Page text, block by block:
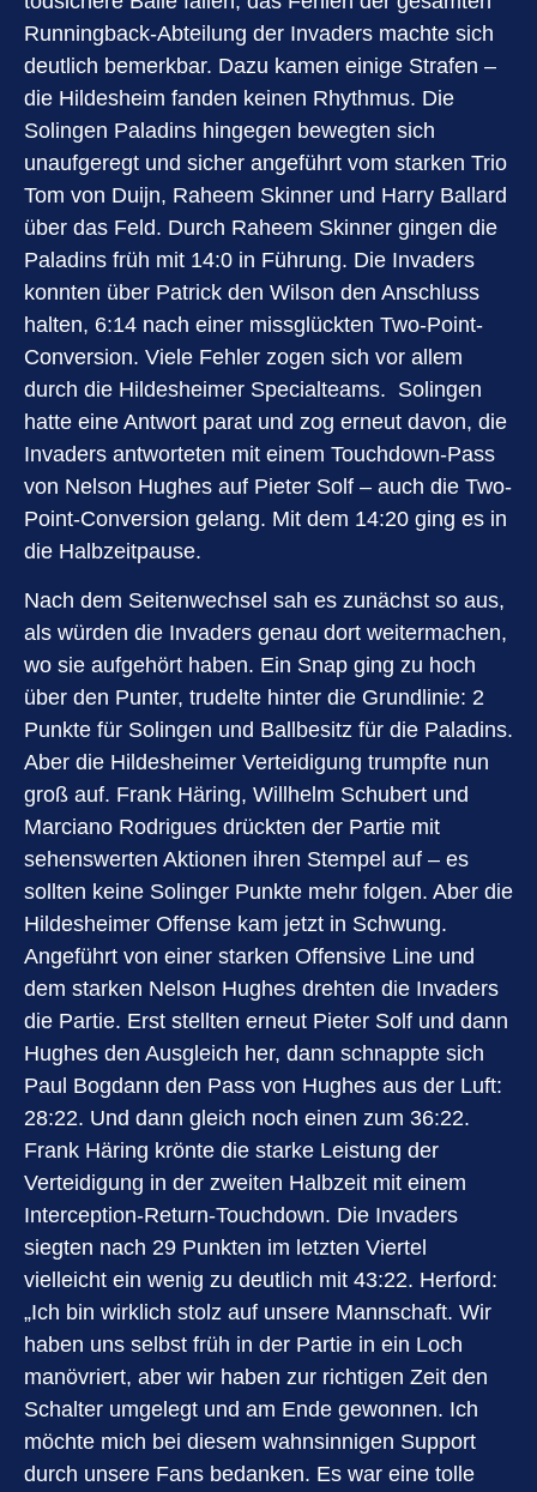
Runningback-Abteilung der Invaders machte sich
deutlich bemerkbar. Dazu kamen einige Strafen –
die Hildesheim fanden keinen Rhythmus. Die
Solingen Paladins hingegen bewegten sich
unaufgeregt und sicher angeführt vom starken Trio
Tom von Duijn, Raheem Skinner und Harry Ballard
über das Feld. Durch Raheem Skinner gingen die
Paladins früh mit 14:0 in Führung. Die Invaders
konnten über Patrick den Wilson den Anschluss
halten, 6:14 nach einer missglückten Two-Point-
Conversion. Viele Fehler zogen sich vor allem
durch die Hildesheimer Specialteams. Solingen
hatte eine Antwort parat und zog erneut davon, die
Invaders antworteten mit einem Touchdown-Pass
von Nelson Hughes auf Pieter Solf – auch die Two-
Point-Conversion gelang. Mit dem 14:20 ging es in
die Halbzeitpause.
Nach dem Seitenwechsel sah es zunächst so aus,
als würden die Invaders genau dort weitermachen,
wo sie aufgehört haben. Ein Snap ging zu hoch
über den Punter, trudelte hinter die Grundlinie: 2
Punkte für Solingen und Ballbesitz für die Paladins.
Aber die Hildesheimer Verteidigung trumpfte nun
groß auf. Frank Häring, Willhelm Schubert und
Marciano Rodrigues drückten der Partie mit
sehenswerten Aktionen ihren Stempel auf – es
sollten keine Solinger Punkte mehr folgen. Aber die
Hildesheimer Offense kam jetzt in Schwung.
Angeführt von einer starken Offensive Line und
dem starken Nelson Hughes drehten die Invaders
die Partie. Erst stellten erneut Pieter Solf und dann
Hughes den Ausgleich her, dann schnappte sich
Paul Bogdann den Pass von Hughes aus der Luft:
28:22. Und dann gleich noch einen zum 36:22.
Frank Häring krönte die starke Leistung der
Verteidigung in der zweiten Halbzeit mit einem
Interception-Return-Touchdown. Die Invaders
siegten nach 29 Punkten im letzten Viertel
vielleicht ein wenig zu deutlich mit 43:22. Herford:
„Ich bin wirklich stolz auf unsere Mannschaft. Wir
haben uns selbst früh in der Partie in ein Loch
manövriert, aber wir haben zur richtigen Zeit den
Schalter umgelegt und am Ende gewonnen. Ich
möchte mich bei diesem wahnsinnigen Support
durch unsere Fans bedanken. Es war eine tolle